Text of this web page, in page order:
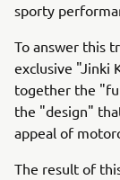
sporty
To answer this
exclusive "Jinki
together the
the "design"
appeal of
The result of